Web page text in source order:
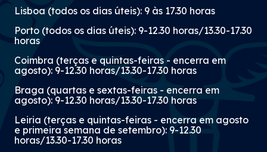
Lisboa (todos os dias úteis): 9 às 17.30 horas
Porto (todos os dias úteis): 9-12.30 horas/13.30-17.30
horas
Coimbra (terças e quintas-feiras - encerra em
agosto): 9-12.30 horas/13.30-17.30 horas
Braga (quartas e sextas-feiras - encerra em
agosto): 9-12.30 horas/13.30-17.30 horas
Leiria (terças e quintas-feiras - encerra em agosto
e primeira semana de setembro): 9-12.30
horas/13.30-17.30 horas